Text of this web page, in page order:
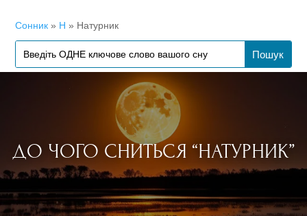
Сонник » Н » Натурник
ДО ЧОГО СНИТЬСЯ “НАТУРНИК”